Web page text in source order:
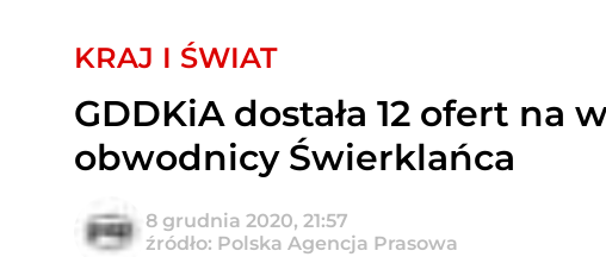
KRAJ I ŚWIAT
GDDKiA dostała 12 ofert
obwodnicy Świerklańca
8 grudnia 2020, 21:57
źródło: Polska Agencja Prasowa